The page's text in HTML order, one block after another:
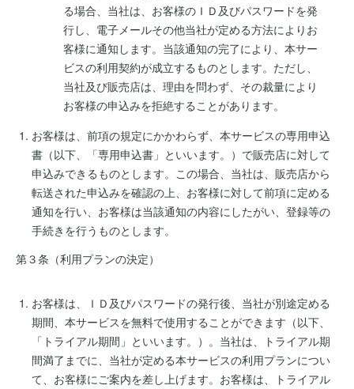
る場合、当社は、お客様のＩＤ及びパスワードを発
行し、電子メールその他当社が定める方法によりお
客様に通知します。当該通知の完了により、本サー
ビスの利用契約が成立するものとします。ただし、
当社及び販売店は、理由を問わず、その裁量により
お客様の申込みを拒絶することがあります。
お客様は、前項の規定にかかわらず、本サービスの専用申込
書（以下、「専用申込書」といいます。）で販売店に対して
申込みできるものとします。この場合、当社は、販売店から
転送された申込みを確認の上、お客様に対して前項に定める
通知を行い、お客様は当該通知の内容にしたがい、登録等の
手続きを行うものとします。
第３条（利用プランの決定）
お客様は、ＩＤ及びパスワードの発行後、当社が別途定める
期間、本サービスを無料で使用することができます（以下、
「トライアル期間」といいます。）。当社は、トライアル期
間満了までに、当社が定める本サービスの利用プランについ
て、お客様にご案内を差し上げます。お客様は、トライアル